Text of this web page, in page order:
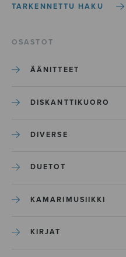
TARKENNETTU HAKU
OSASTOT
ÄÄNITTEET
DISKANTTIKUORO
DIVERSE
DUETOT
KAMARIMUSIIKKI
KIRJAT